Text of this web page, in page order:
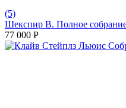
(5)
Шекспир В. Полное
77 000 Р